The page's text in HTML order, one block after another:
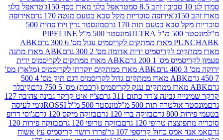
טראפל בלגי מארז כסף 150ג'
טראפל בלגי
אירופה סוכריות מקל סבא בטעם מנטה 170 גרם
אירופה
בטעם תות 170 גרם
מונסטר גרין זירו פחית 500
מונסטר 500 מ"ל PIPELINE
ABK
לקריסמיס ידית אדומה מס' 2 300 גרם
ABK מארז מתנה
מס' 1 200 גרם
ABK מארז ממתקים לקריסמיס ידית
ABK מארז ממתקים יוקרתי לקריסמיס (מלאך) מס'
ABK מארז ממתקים גדול לקריסמיס דגם תיק מס' 4 500
קיבלר
גבינה צ'דר כתום 311 גרם
צ'יז איט קרקר גבינה צהובה 127
תות 500 מ"ל
מונסטר 500 מ"ל ROSSI
גומי לעיסה
גרם
בזוקה ברי 120 גרם בזוקה מיקס 120 גרם
ג'וסי דרופ
טרופי 120 גרם
בזוקה טרופי 120 גרם
בזוקה פירות 120
כחול קריספי 107 גר'
פררו רושר קריסמיס עץ אשוח